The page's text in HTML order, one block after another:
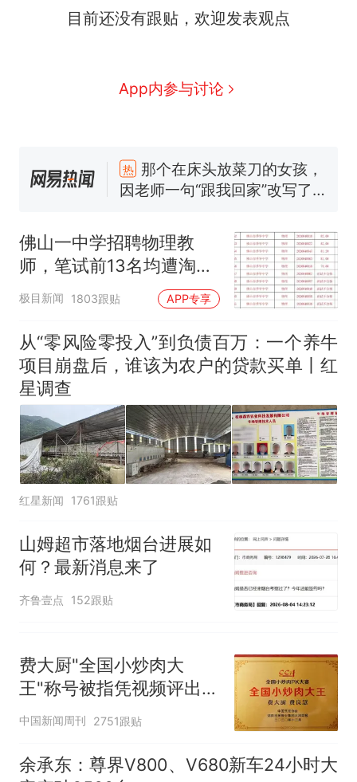
目前还没有跟贴，欢迎发表观点
App内参与讨论
热
那个在床头放菜刀的女孩，
因老师一句“跟我回家”改写了
么？
费大厨“全国小炒肉大王”称
号，仅凭视频评出？中国烹饪
协会回应
男子上山采菌偶然发现鸡枞菌
140多朵
美国渔民钓获鲨鱼徒手将其拽
回大海 目击者直呼震惊 （视频
官方通报
热 那个在床头放菜刀的女孩，
因老师一句“跟我回家”改写了
人生
佛山一中学招聘物理教
师，笔试前13名均遭淘
汰？教育局：已叫停招
聘，成立调查组全面核查
极目新闻 1803跟贴 APP专享
从“零风险零投入”到负债百万：一个养牛
项目崩盘后，谁该为农户的贷款买单丨红
星调查
红星新闻 1761跟贴
山姆超市落地烟台进展如
何？最新消息来了
齐鲁壹点 152跟贴
费大厨"全国小炒肉大
王"称号被指凭视频评出
官方回应
中国新闻周刊 2751跟贴
余承东：尊界V800、V680新车24小时大